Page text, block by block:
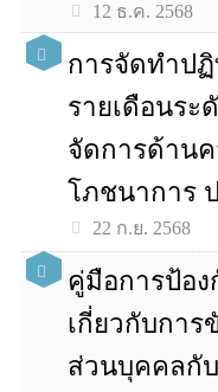
12 ธ.ค. 2568
การจัดทำป
รายเดือนระ
จัดการด้าน
โภชนาการ
22 ก.ย. 2568
คู่มือการป้อ
เกี่ยวกับการ
ส่วนบุคคลกั